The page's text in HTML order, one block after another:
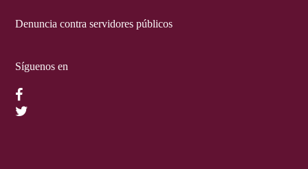
Denuncia contra servidores públicos
Síguenos en